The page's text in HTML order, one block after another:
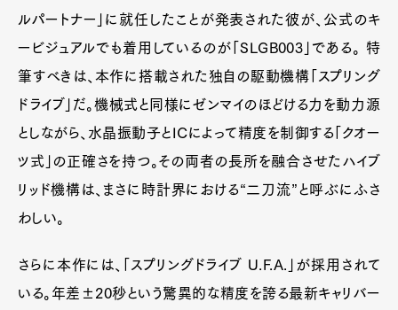
ルパートナー」に就任したことが発表された彼が、公式のキ
ービジュアルでも着用しているのが「SLGB003」である。 特
筆すべきは、本作に搭載された独自の駆動機構「スプリング
ドライブ」だ。機械式と同様にゼンマイのほどける力を動力源
としながら、水晶振動子とICによって精度を制御する「クオー
ツ式」の正確さを持つ。その両者の長所を融合させたハイブ
リッド機構は、まさに時計界における“二刀流”と呼ぶにふさ
わしい。
さらに本作には、「スプリングドライブ U.F.A.」が採用されて
いる。年差±20秒という驚異的な精度を誇る最新キャリバー